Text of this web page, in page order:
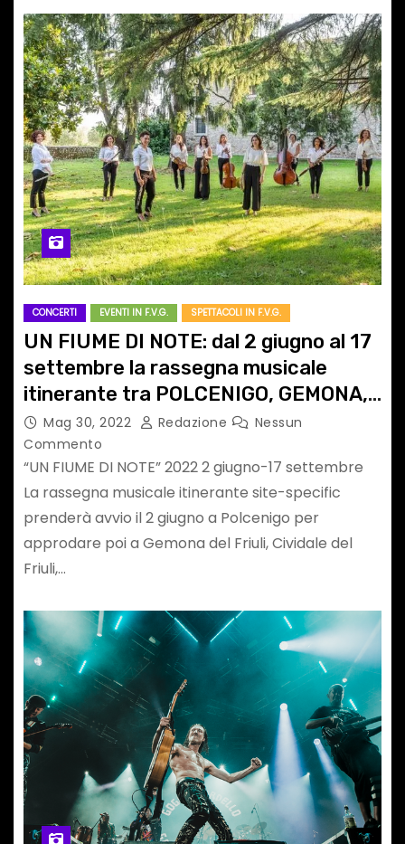
CONCERTI EVENTI IN F.V.G. SPETTACOLI IN F.V.G.
UN FIUME DI NOTE: dal 2 giugno al 17
settembre la rassegna musicale
itinerante tra POLCENIGO, GEMONA,
CIVIDALE, PULFERO, AQUILEIA,
GORIZIA E SACILE
Mag 30, 2022 Redazione
Nessun
Commento
“UN FIUME DI NOTE” 2022 2 giugno-17 settembre
La rassegna musicale itinerante site-specific
prenderà avvio il 2 giugno a Polcenigo per
approdare poi a Gemona del Friuli, Cividale del
Friuli,…